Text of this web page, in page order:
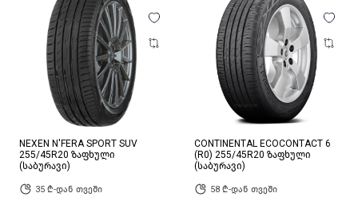
NEXEN N'FERA SPORT SUV
255/45R20 ზაფხული
(საბურავი)
35 ₾-დან თვეში
CONTINENTAL ECOCONTACT 6
(R0) 255/45R20 ზაფხული
(საბურავი)
58 ₾-დან თვეში